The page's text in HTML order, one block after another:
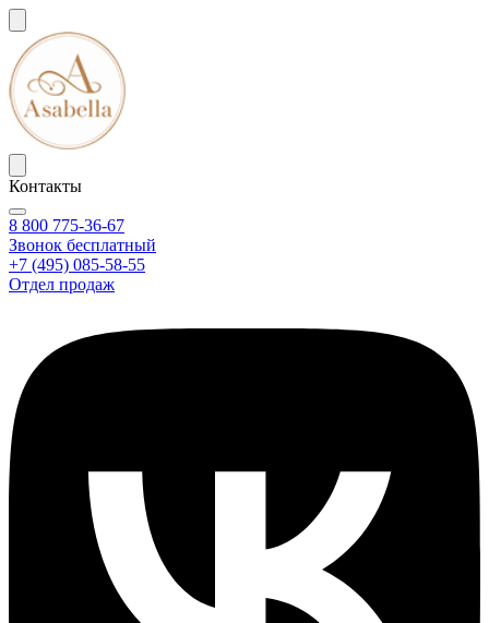
Контакты
8 800 775-36-67
Звонок бесплатный
+7 (495) 085-58-55
Отдел продаж